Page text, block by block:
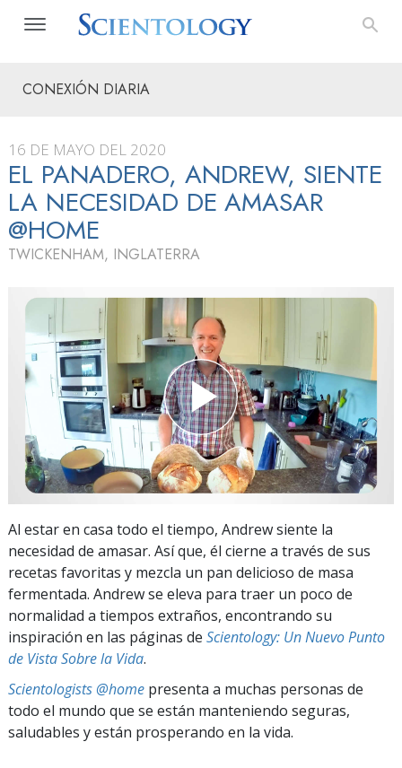
CONEXIÓN DIARIA
16 DE MAYO DEL 2020
EL PANADERO, ANDREW, SIENTE
LA NECESIDAD DE AMASAR
@HOME
TWICKENHAM, INGLATERRA
Al estar en casa todo el tiempo, Andrew siente la
necesidad de amasar. Así que, él cierne a través de sus
recetas favoritas y mezcla un pan delicioso de masa
fermentada. Andrew se eleva para traer un poco de
normalidad a tiempos extraños, encontrando su
inspiración en las páginas de Scientology: Un Nuevo Punto
de Vista Sobre la Vida.
Scientologists @home presenta a muchas personas de
todo el mundo que se están manteniendo seguras,
saludables y están prosperando en la vida.